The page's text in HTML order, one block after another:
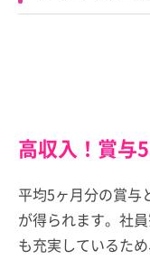
高収入！賞与
平均5ヶ月分の賞与
が得られます。社
も充実しているた